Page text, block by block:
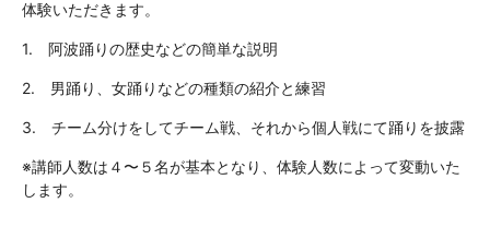
体験いただきます。
1. 阿波踊りの歴史などの簡単な説明
2. 男踊り、女踊りなどの種類の紹介と練習
3. チーム分けをしてチーム戦、それから個人戦にて踊りを披露
※講師人数は４〜５名が基本となり、 体験人数によって変動いた
します。